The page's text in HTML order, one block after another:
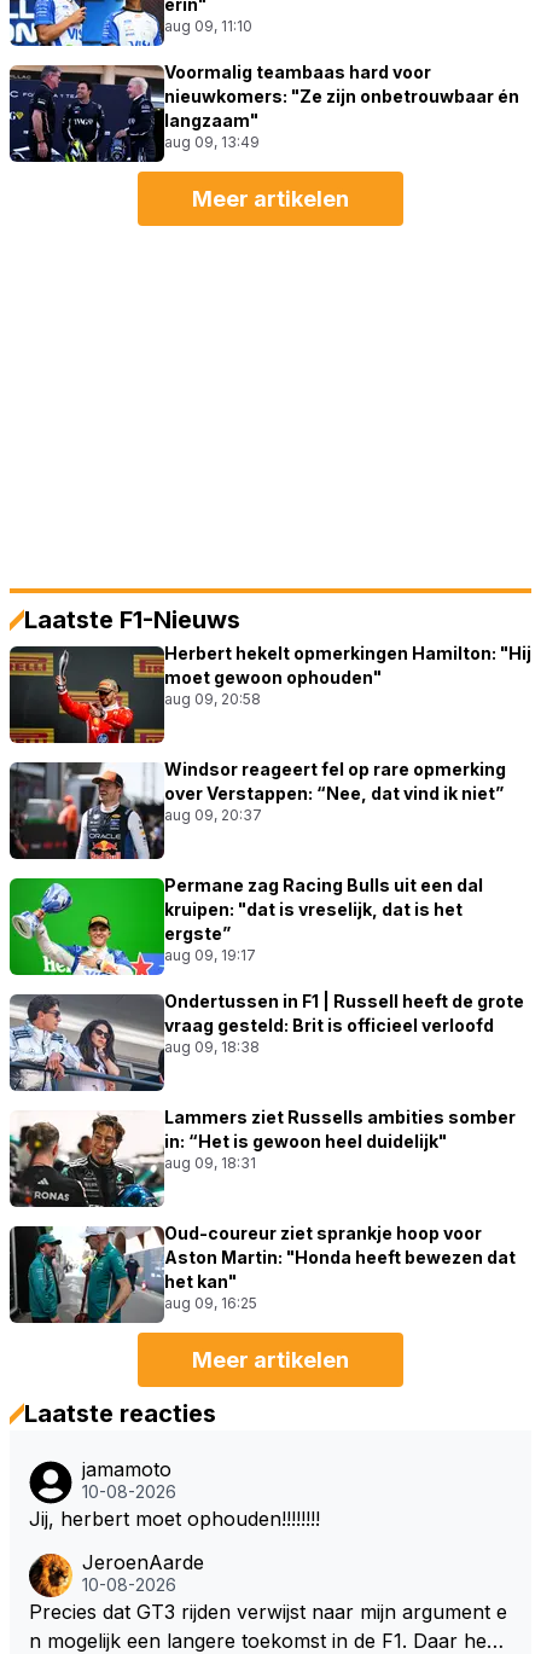
erin"
aug 09, 11:10
Voormalig teambaas hard voor
nieuwkomers: "Ze zijn onbetrouwbaar én
langzaam"
aug 09, 13:49
Meer artikelen
Laatste F1-Nieuws
Herbert hekelt opmerkingen Hamilton: "Hij
moet gewoon ophouden"
aug 09, 20:58
Windsor reageert fel op rare opmerking
over Verstappen: “Nee, dat vind ik niet”
aug 09, 20:37
Permane zag Racing Bulls uit een dal
kruipen: "dat is vreselijk, dat is het
ergste”
aug 09, 19:17
Ondertussen in F1 | Russell heeft de grote
vraag gesteld: Brit is officieel verloofd
aug 09, 18:38
Lammers ziet Russells ambities somber
in: “Het is gewoon heel duidelijk"
aug 09, 18:31
Oud-coureur ziet sprankje hoop voor
Aston Martin: "Honda heeft bewezen dat
het kan"
aug 09, 16:25
Meer artikelen
Laatste reacties
jamamoto
10-08-2026
Jij, herbert moet ophouden!!!!!!!!
JeroenAarde
10-08-2026
Precies dat GT3 rijden verwijst naar mijn argument e
n mogelijk een langere toekomst in de F1. Daar heeft